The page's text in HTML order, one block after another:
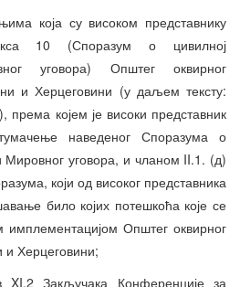
која су високом представнику
10 (Споразум о цивилној
уговора) Општег оквирног
и Херцеговини (у даљем тексту:
којем је високи представник
наведеног Споразума о
Мировног уговора, и чланом II.1. (д)
који од високог представника
било којих потешкоћа које се
имплементацијом Општег оквирног
и Херцеговини;
XI.2 Закључака Конференције за